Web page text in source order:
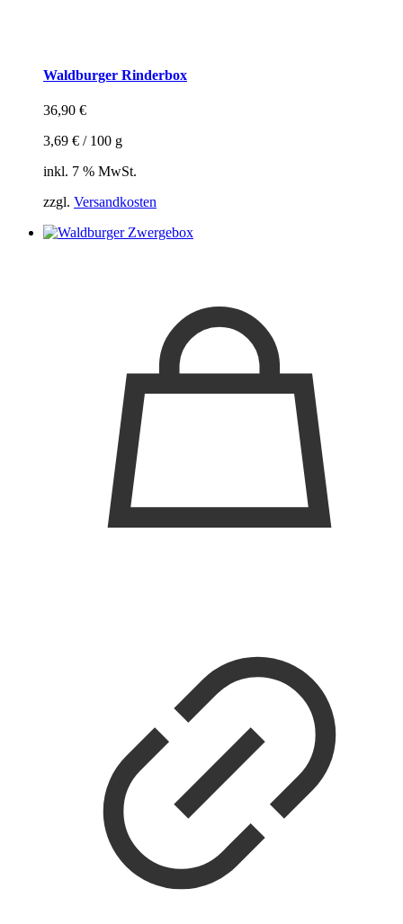
Waldburger Rinderbox
36,90 €
3,69 € / 100 g
inkl. 7 % MwSt.
zzgl. Versandkosten